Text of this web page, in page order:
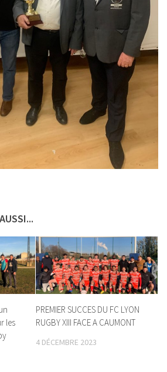
les
PREMIER SUCCES DU FC LYON
RUGBY XIII FACE A CAUMONT
4 DÉCEMBRE 2023